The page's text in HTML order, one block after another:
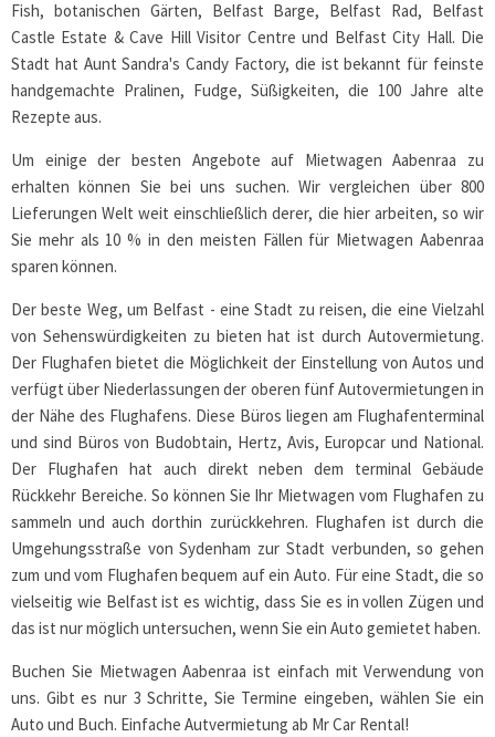
Fish, botanischen Gärten, Belfast Barge, Belfast Rad, Belfast
Castle Estate & Cave Hill Visitor Centre und Belfast City Hall. Die
Stadt hat Aunt Sandra's Candy Factory, die ist bekannt für feinste
handgemachte Pralinen, Fudge, Süßigkeiten, die 100 Jahre alte
Rezepte aus.
Um einige der besten Angebote auf Mietwagen Aabenraa zu
erhalten können Sie bei uns suchen. Wir vergleichen über 800
Lieferungen Welt weit einschließlich derer, die hier arbeiten, so wir
Sie mehr als 10 % in den meisten Fällen für Mietwagen Aabenraa
sparen können.
Der beste Weg, um Belfast - eine Stadt zu reisen, die eine Vielzahl
von Sehenswürdigkeiten zu bieten hat ist durch Autovermietung.
Der Flughafen bietet die Möglichkeit der Einstellung von Autos und
verfügt über Niederlassungen der oberen fünf Autovermietungen in
der Nähe des Flughafens. Diese Büros liegen am Flughafenterminal
und sind Büros von Budobtain, Hertz, Avis, Europcar und National.
Der Flughafen hat auch direkt neben dem terminal Gebäude
Rückkehr Bereiche. So können Sie Ihr Mietwagen vom Flughafen zu
sammeln und auch dorthin zurückkehren. Flughafen ist durch die
Umgehungsstraße von Sydenham zur Stadt verbunden, so gehen
zum und vom Flughafen bequem auf ein Auto. Für eine Stadt, die so
vielseitig wie Belfast ist es wichtig, dass Sie es in vollen Zügen und
das ist nur möglich untersuchen, wenn Sie ein Auto gemietet haben.
Buchen Sie Mietwagen Aabenraa ist einfach mit Verwendung von
uns. Gibt es nur 3 Schritte, Sie Termine eingeben, wählen Sie ein
Auto und Buch. Einfache Autvermietung ab Mr Car Rental!